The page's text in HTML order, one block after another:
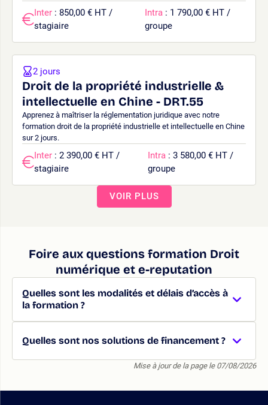
Inter : 850,00 € HT /
stagiaire
Intra : 1 790,00 € HT /
groupe
Droit de la propriété industrielle &
intellectuelle en Chine - DRT.55
Apprenez à maîtriser la réglementation juridique avec notre
formation droit de la propriété industrielle et intellectuelle en Chine
sur 2 jours.
2 jours
Inter : 2 390,00 € HT /
stagiaire
Intra : 3 580,00 € HT /
groupe
VOIR PLUS
Foire aux questions formation Droit
numérique et e-reputation
Quelles sont les modalités et délais d’accès à
la formation ?
Quelles sont nos solutions de financement ?
Mise à jour de la page le 07/08/2026